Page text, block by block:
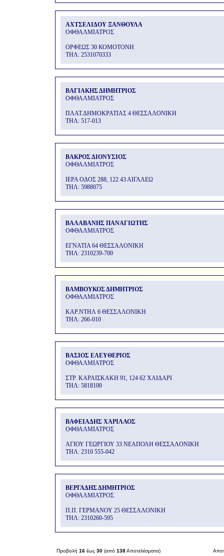
ΑΧΤΣΕΛΙΔΟΥ ΞΑΝΘΟΥΛΑ
ΟΦΘΑΛΜΙΑΤΡΟΣ
ΟΡΦΕΩΣ 30 ΚΟΜΟΤΟΝΗ
THΛ: 2531070333
ΒΑΓΙΑΚΗΣ ΔΗΜΗΤΡΙΟΣ
ΟΦΘΑΛΜΙΑΤΡΟΣ
ΠΛΑΤ.ΔΗΜΟΚΡΑΤΙΑΣ 4 ΘΕΣΣΑΛΟΝΙΚΗ
THΛ: 517-013
ΒΑΚΡΟΣ ΔΙΟΝΥΣΙΟΣ
ΟΦΘΑΛΜΙΑΤΡΟΣ
ΙΕΡΑ ΟΔΟΣ 288, 122 43 ΑΙΓΑΛΕΩ
THΛ: 5988075
ΒΑΛΑΒΑΝΗΣ ΠΑΝΑΓΙΩΤΗΣ
ΟΦΘΑΛΜΙΑΤΡΟΣ
ΕΓΝΑΤΙΑ 64 ΘΕΣΣΑΛΟΝΙΚΗ
THΛ: 2310239-700
ΒΑΜΒΟΥΚΟΣ ΔΗΜΗΤΡΙΟΣ
ΟΦΘΑΛΜΙΑΤΡΟΣ
ΚΑΡ.ΝΤΗΛ 6 ΘΕΣΣΑΛΟΝΙΚΗ
THΛ: 266-010
ΒΑΣΙΟΣ ΕΛΕΥΘΕΡΙΟΣ
ΟΦΘΑΛΜΙΑΤΡΟΣ
ΣΤΡ. ΚΑΡΑΙΣΚΑΚΗ 91, 124 62 ΧΑΙΔΑΡΙ
THΛ: 5818100
ΒΑΦΕΙΑΔΗΣ ΧΑΡΙΛΑΟΣ
ΟΦΘΑΛΜΙΑΤΡΟΣ
ΑΓΙΟΥ ΓΕΩΡΓΙΟΥ 33 ΝΕΑΠΟΛΗ ΘΕΣΣΑΛΟΝΙΚΗ
THΛ: 2310 555-042
ΒΕΡΓΑΔΗΣ ΔΗΜΗΤΡΙΟΣ
ΟΦΘΑΛΜΙΑΤΡΟΣ
Π.Π. ΓΕΡΜΑΝΟΥ 25 ΘΕΣΣΑΛΟΝΙΚΗ
THΛ: 2310260-595
Προβολή 16 έως 30 (από 138Αποτελέσματα)